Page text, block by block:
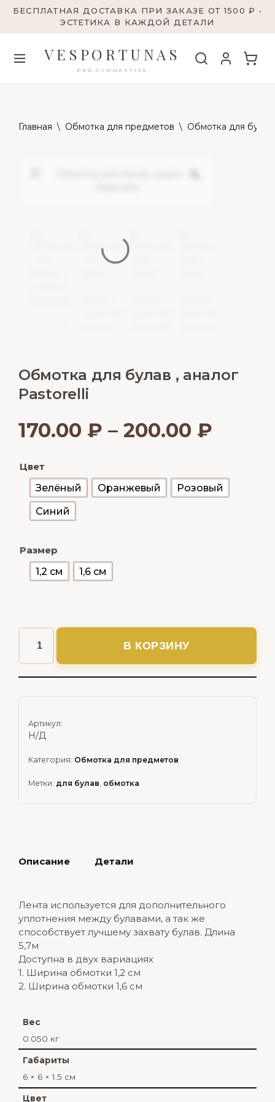
БЕСПЛАТНАЯ ДОСТАВКА ПРИ ЗАКАЗЕ ОТ 1500 ₽ •
ЭСТЕТИКА В КАЖДОЙ ДЕТАЛИ
VESPORTUNAS
PRO GYMNASTICS
Главная \ Обмотка для предметов \ Обмотка для булав
Обмотка для булав , аналог
Pastorelli
170.00 ₽ – 200.00 ₽
Цвет
Зелёный
Оранжевый
Розовый
Синий
Размер
1,2 см
1,6 см
В КОРЗИНУ
Артикул:
Н/Д
Категория: Обмотка для предметов
Метки: для булав, обмотка
Описание Детали
Лента используется для дополнительного
уплотнения между булавами, а так же
способствует лучшему захвату булав. Длина
5,7м
Доступна в двух вариациях
1. Ширина обмотки 1,2 см
2. Ширина обмотки 1,6 см
Вес
0.050 кг
Габариты
6 × 6 × 1.5 см
Цвет